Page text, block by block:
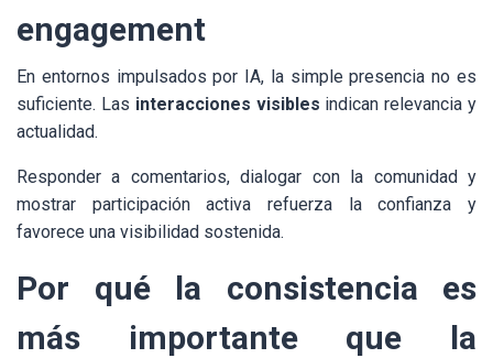
engagement
En entornos impulsados por IA, la simple presencia no es
suficiente. Las interacciones visibles indican relevancia y
actualidad.
Responder a comentarios, dialogar con la comunidad y
mostrar participación activa refuerza la confianza y
favorece una visibilidad sostenida.
Por qué la consistencia es
más importante que la